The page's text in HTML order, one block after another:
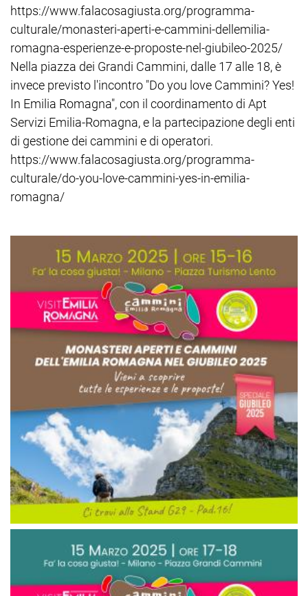
https://www.falacosagiusta.org/programma-
culturale/monasteri-aperti-e-cammini-dellemilia-
romagna-esperienze-e-proposte-nel-giubileo-2025/
Nella piazza dei Grandi Cammini, dalle 17 alle 18, è
invece previsto l'incontro "Do you love Cammini? Yes!
In Emilia Romagna", con il coordinamento di Apt
Servizi Emilia-Romagna, e la partecipazione degli enti
di gestione dei cammini e di operatori.
https://www.falacosagiusta.org/programma-
culturale/do-you-love-cammini-yes-in-emilia-
romagna/